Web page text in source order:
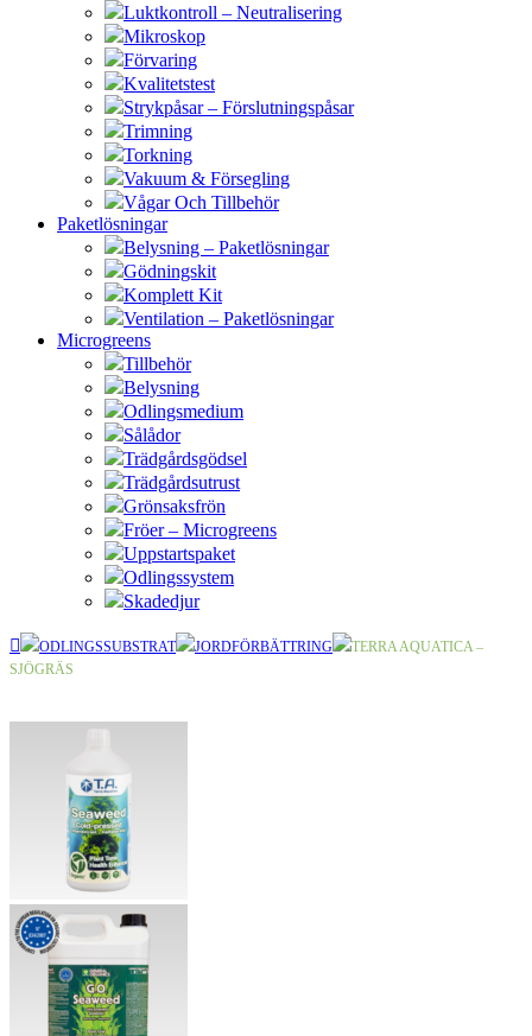
Luktkontroll – Neutralisering
Mikroskop
Förvaring
Kvalitetstest
Strykpåsar – Förslutningspåsar
Trimning
Torkning
Vakuum & Försegling
Vågar Och Tillbehör
Paketlösningar
Belysning – Paketlösningar
Gödningskit
Komplett Kit
Ventilation – Paketlösningar
Microgreens
Tillbehör
Belysning
Odlingsmedium
Sålådor
Trädgårdsgödsel
Trädgårdsutrust
Grönsaksfrön
Fröer – Microgreens
Uppstartspaket
Odlingssystem
Skadedjur
ODLINGSSUBSTRAT JORDFÖRBÄTTRING
TERRA AQUATICA –
SJÖGRÄS